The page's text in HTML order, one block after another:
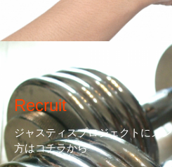
Recruit
ジャスティスプロジェクトにメ
方はコチラから